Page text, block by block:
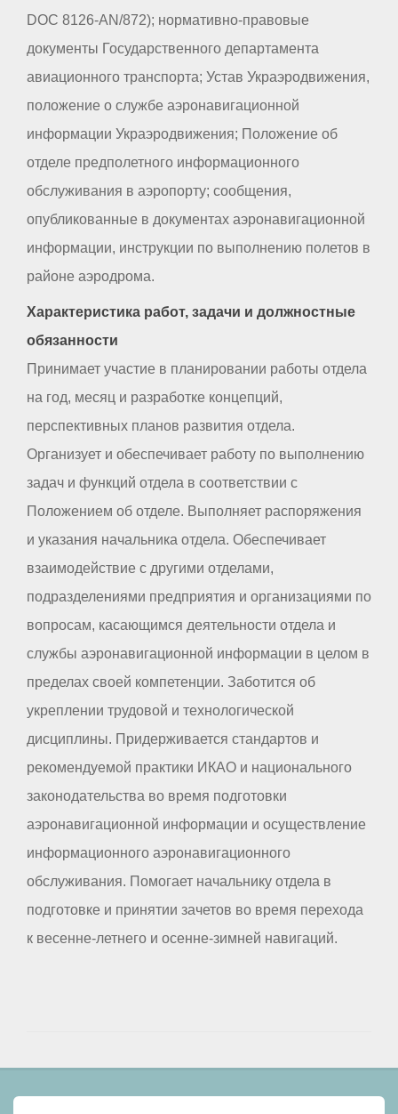
DOC 8126-AN/872); нормативно-правовые
документы Государственного департамента
авиационного транспорта; Устав Украэродвижения,
положение о службе аэронавигационной
информации Украэродвижения; Положение об
отделе предполетного информационного
обслуживания в аэропорту; сообщения,
опубликованные в документах аэронавигационной
информации, инструкции по выполнению полетов в
районе аэродрома.
Характеристика работ, задачи и должностные
обязанности
Принимает участие в планировании работы отдела
на год, месяц и разработке концепций,
перспективных планов развития отдела.
Организует и обеспечивает работу по выполнению
задач и функций отдела в соответствии с
Положением об отделе. Выполняет распоряжения
и указания начальника отдела. Обеспечивает
взаимодействие с другими отделами,
подразделениями предприятия и организациями по
вопросам, касающимся деятельности отдела и
службы аэронавигационной информации в целом в
пределах своей компетенции. Заботится об
укреплении трудовой и технологической
дисциплины. Придерживается стандартов и
рекомендуемой практики ИКАО и национального
законодательства во время подготовки
аэронавигационной информации и осуществление
информационного аэронавигационного
обслуживания. Помогает начальнику отдела в
подготовке и принятии зачетов во время перехода
к весенне-летнего и осенне-зимней навигаций.